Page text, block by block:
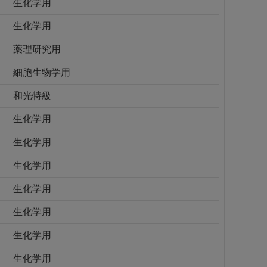
生化学用
生化学用
薬理研究用
細胞生物学用
和光特級
生化学用
生化学用
生化学用
生化学用
生化学用
生化学用
生化学用